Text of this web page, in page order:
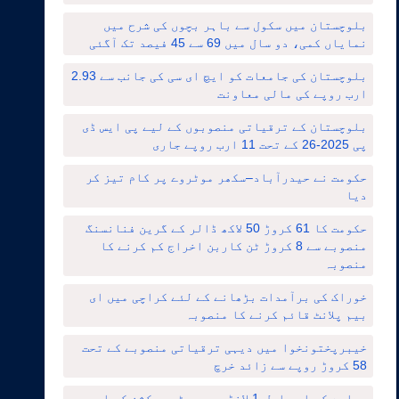
بلوچستان میں سکول سے باہر بچوں کی شرح میں
نمایاں کمی، دو سال میں 69 سے 45 فیصد تک آگئی
بلوچستان کی جامعات کو ایچ ای سی کی جانب سے 2.93
ارب روپے کی مالی معاونت
بلوچستان کے ترقیاتی منصوبوں کے لیے پی ایس ڈی
پی 2025-26 کے تحت 11 ارب روپے جاری
حکومت نے حیدرآباد–سکھر موٹروے پر کام تیز کر
دیا
حکومت کا 61 کروڑ 50 لاکھ ڈالر کے گرین فنانسنگ
منصوبے سے 8 کروڑ ٹن کاربن اخراج کم کرنے کا
منصوبہ
خوراک کی برآمدات بڑھانے کے لئے کراچی میں ای
بیم پلانٹ قائم کرنے کا منصوبہ
خیبرپختونخوا میں دیہی ترقیاتی منصوبے کے تحت
58 کروڑ روپے سے زائد خرچ